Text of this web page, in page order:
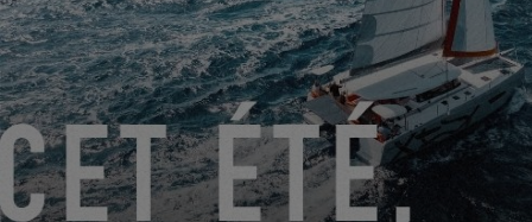
données personnelles saisies dans les champs obligatoires
de ce formulaire au concessionnaire que vous avez
sélectionné afin qu’il puisse vous recontacter. En cliquant sur
le bouton « ENVOYER », vous confirmez votre accord au
transfert de ces données.
ENVOYER